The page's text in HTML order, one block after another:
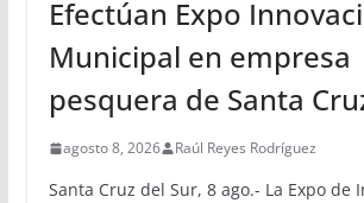
Efectúan Expo
Municipal en empresa
pesquera de Santa
agosto 8, 2026 Raúl Reyes Rodríguez
Santa Cruz del Sur, 8 ago.- La Expo de